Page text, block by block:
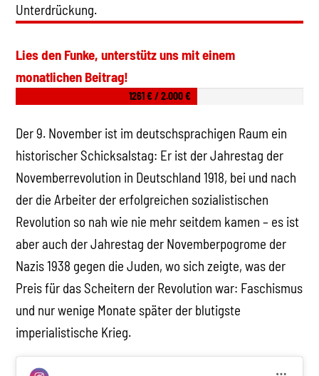
Unterdrückung.
Lies den Funke, unterstütz uns mit einem
monatlichen Beitrag!
1261 € / 2.000 €
Der 9. November ist im deutschsprachigen Raum ein
historischer Schicksalstag: Er ist der Jahrestag der
Novemberrevolution in Deutschland 1918, bei und nach
der die Arbeiter der erfolgreichen sozialistischen
Revolution so nah wie nie mehr seitdem kamen – es ist
aber auch der Jahrestag der Novemberpogrome der
Nazis 1938 gegen die Juden, wo sich zeigte, was der
Preis für das Scheitern der Revolution war: Faschismus
und nur wenige Monate später der blutigste
imperialistische Krieg.